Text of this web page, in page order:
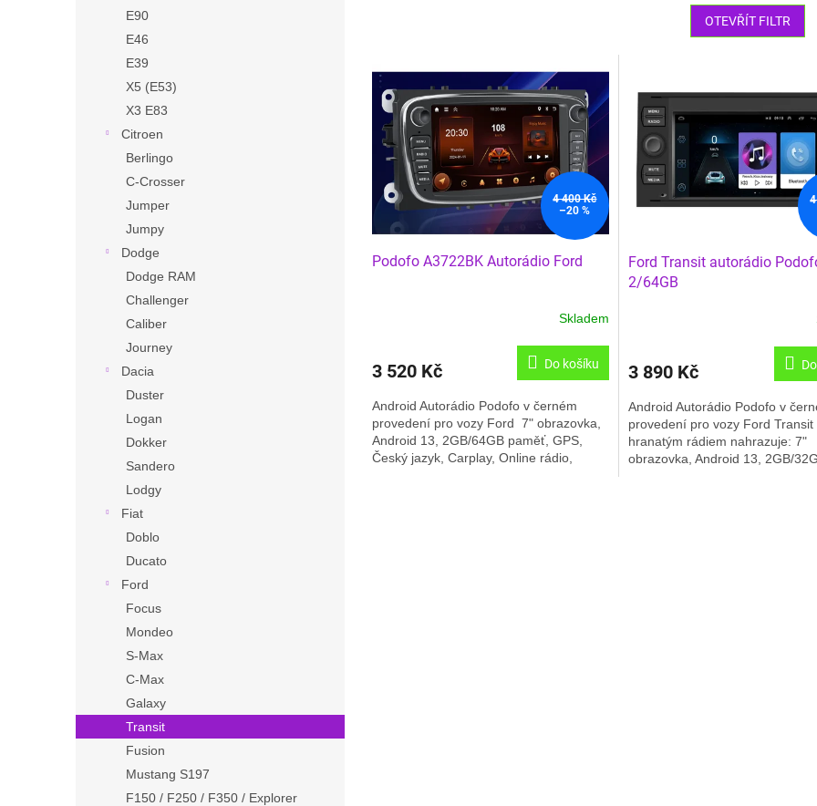
E90
E46
E39
X5 (E53)
X3 E83
Citroen
Berlingo
C-Crosser
Jumper
Jumpy
Dodge
Dodge RAM
Challenger
Caliber
Journey
Dacia
Duster
Logan
Dokker
Sandero
Lodgy
Fiat
Doblo
Ducato
Ford
Focus
Mondeo
S-Max
C-Max
Galaxy
Transit
Fusion
Mustang S197
F150 / F250 / F350 / Explorer
OTEVŘÍT FILTR
4 400 Kč
–20 %
Podofo A3722BK Autorádio Ford
Skladem
3 520 Kč Do košíku
Android Autorádio Podofo v černém
provedení pro vozy Ford 7" obrazovka,
Android 13, 2GB/64GB paměť, GPS,
Český jazyk, Carplay, Online rádio,
Ford Transit autorádio
2/64GB
3 890 Kč
Android Autorádio Podofo v
provedení pro vozy Ford Transit
hranatým rádiem nahrazuje: 7"
obrazovka, Android 13, 2GB/